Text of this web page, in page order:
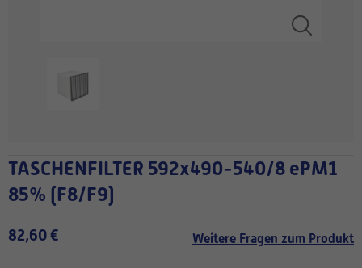
TASCHENFILTER 592x490-540/8 ePM1
85% (F8/F9)
82,60 € Weitere Fragen zum Produkt